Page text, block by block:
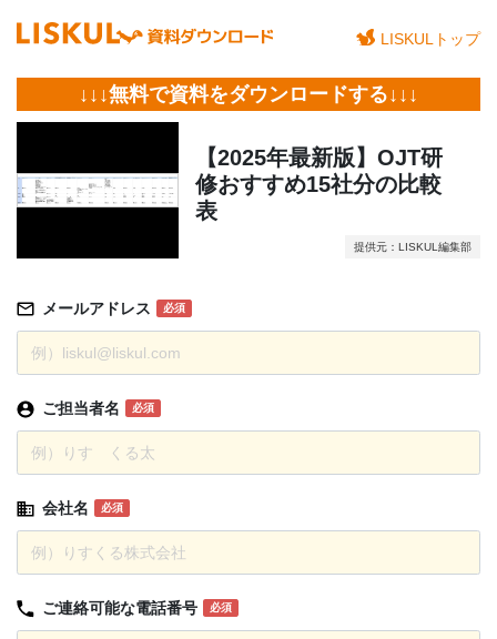
LISKULトップ
↓↓↓無料で資料をダウンロードする↓↓↓
【2025年最新版】OJT研
修おすすめ15社分の比較
表
提供元：LISKUL編集部
メールアドレス 必須
ご担当者名 必須
会社名 必須
ご連絡可能な電話番号 必須